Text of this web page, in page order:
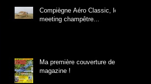
Compiègne Aéro Classic, le
meeting champêtre...
Ma première couverture de
magazine !